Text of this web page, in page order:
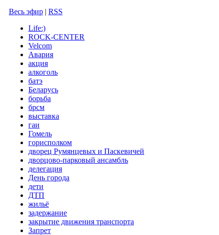
Весь эфир | RSS
Life:)
ROCK-CENTER
Velcom
Авария
акция
алкоголь
батэ
Беларусь
борьба
брсм
выставка
гаи
Гомель
горисполком
дворец Румянцевых и Паскевичей
дворцово-парковый ансамбль
делегация
День города
дети
ДТП
жильё
задержание
закрытие движения транспорта
Запрет